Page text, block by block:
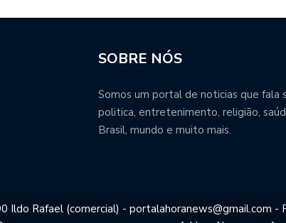
SOBRE NÓS
Somos um portal de noticias que fala
politica, entretenimento, religião,
Brasil, mundo e muito mais.
Rafael (comercial) - portalahoranews@gmail.com -